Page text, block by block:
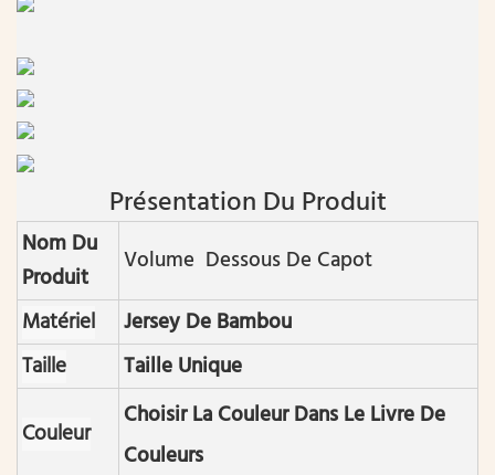
Présentation Du Produit
Nom Du
Produit
Volume Dessous De Capot
Matériel
Jersey De Bambou
Taille
Taille Unique
Couleur
Choisir La Couleur Dans Le Livre De
Couleurs